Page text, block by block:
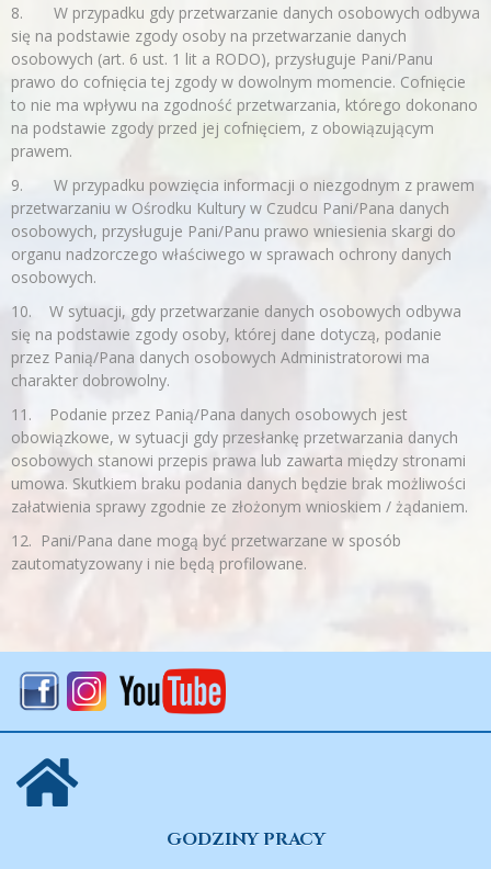
GODZINY PRACY
8. W przypadku gdy przetwarzanie danych osobowych odbywa
się na podstawie zgody osoby na przetwarzanie danych
osobowych (art. 6 ust. 1 lit a RODO), przysługuje Pani/Panu
prawo do cofnięcia tej zgody w dowolnym momencie. Cofnięcie
to nie ma wpływu na zgodność przetwarzania, którego dokonano
na podstawie zgody przed jej cofnięciem, z obowiązującym
prawem.
9. W przypadku powzięcia informacji o niezgodnym z prawem
przetwarzaniu w Ośrodku Kultury w Czudcu Pani/Pana danych
osobowych, przysługuje Pani/Panu prawo wniesienia skargi do
organu nadzorczego właściwego w sprawach ochrony danych
osobowych.
10. W sytuacji, gdy przetwarzanie danych osobowych odbywa
się na podstawie zgody osoby, której dane dotyczą, podanie
przez Panią/Pana danych osobowych Administratorowi ma
charakter dobrowolny.
11. Podanie przez Panią/Pana danych osobowych jest
obowiązkowe, w sytuacji gdy przesłankę przetwarzania danych
osobowych stanowi przepis prawa lub zawarta między stronami
umowa. Skutkiem braku podania danych będzie brak możliwości
załatwienia sprawy zgodnie ze złożonym wnioskiem / żądaniem.
12. Pani/Pana dane mogą być przetwarzane w sposób
zautomatyzowany i nie będą profilowane.